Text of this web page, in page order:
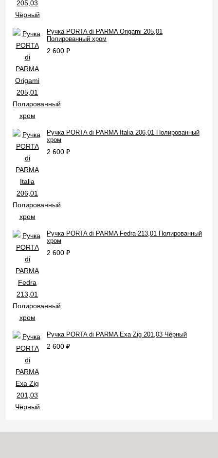
Ручка PORTA di PARMA Origami 205,01
Полированный хром
2 600 ₽
Ручка PORTA di PARMA Italia 206,01 Полированный
хром
2 600 ₽
Ручка PORTA di PARMA Fedra 213,01 Полированный
хром
2 600 ₽
Ручка PORTA di PARMA Exa Zig 201,03 Чёрный
2 600 ₽